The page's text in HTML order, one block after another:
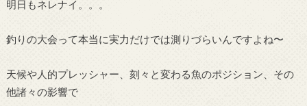
明日もネレナイ。。。
釣りの大会って本当に実力だけでは測りづらいんですよね〜
天候や人的プレッシャー、刻々と変わる魚のポジション、その
他諸々の影響で